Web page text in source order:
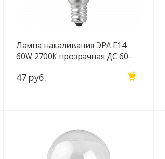
Лампа накаливания ЭРА E14
60W 2700K прозрачная ДС 60-
47 руб.